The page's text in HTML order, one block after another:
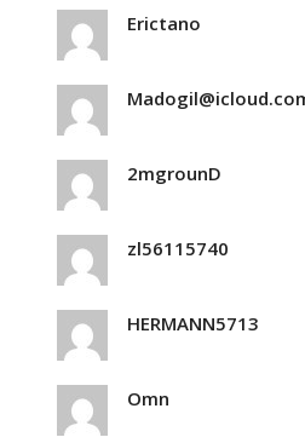
Erictano
2mgrounD
zl56115740
HERMANN5713
Omn